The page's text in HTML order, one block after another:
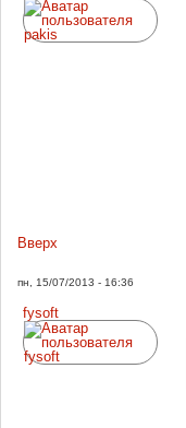
Вверх
пн, 15/07/2013 - 16:36
fysoft